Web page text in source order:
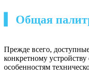
▍ Общая
Прежде всего,
конкретному
особенностям